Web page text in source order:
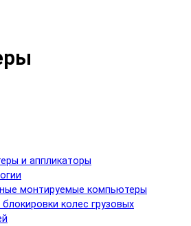
и аппликаторы
монтируемые компьютеры
колес грузовых